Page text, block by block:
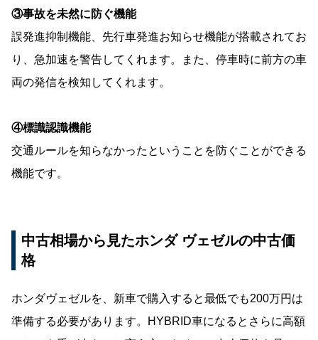
③事故を未然に防ぐ機能
誤発進抑制機能、先行車発進お知らせ機能が搭載されてお
り、急加速を警告してくれます。また、停車時に前方の車
両の発信を検知してくれます。
④標識認識機能
交通ルールを知らなかったということを防ぐことができる
機能です。
中古相場から見たホンダ ヴェゼルの中古価
格
ホンダヴェゼルを、新車で購入すると最低でも200万円は
準備する必要があります。HYBRID車になるとさらに高額